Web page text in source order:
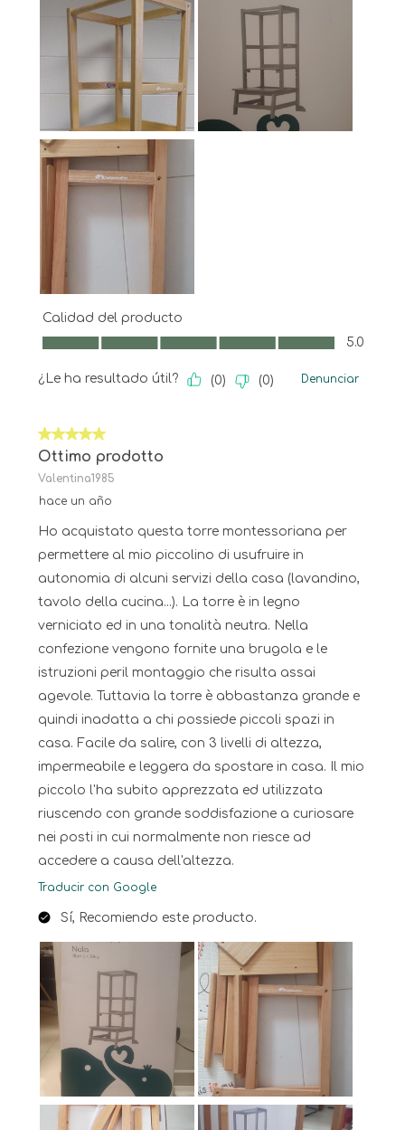
Calidad del producto
Calidad del producto, 5.0 de 5
5.0
¿Le ha resultado útil? (0) (0) Denunciar
5 de 5 estrellas.
Ottimo prodotto
Valentina1985
hace un año
Ho acquistato questa torre montessoriana per
permettere al mio piccolino di usufruire in
autonomia di alcuni servizi della casa (lavandino,
tavolo della cucina...). La torre è in legno
verniciato ed in una tonalità neutra. Nella
confezione vengono fornite una brugola e le
istruzioni peril montaggio che risulta assai
agevole. Tuttavia la torre è abbastanza grande e
quindi inadatta a chi possiede piccoli spazi in
casa. Facile da salire, con 3 livelli di altezza,
impermeabile e leggera da spostare in casa. Il mio
piccolo l'ha subito apprezzata ed utilizzata
riuscendo con grande soddisfazione a curiosare
nei posti in cui normalmente non riesce ad
accedere a causa dell'altezza.
Traducir con Google
Sí, Recomiendo este producto.